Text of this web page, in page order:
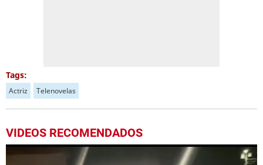
Tags:
Actriz Telenovelas
VIDEOS RECOMENDADOS